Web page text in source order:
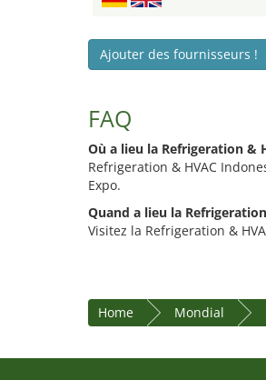
Ajouter des fournisseurs !
FAQ
Où a lieu la Refrigeration &
Refrigeration & HVAC
Expo.
Quand a lieu la
Visitez la Refrigeration &
Home Mondial